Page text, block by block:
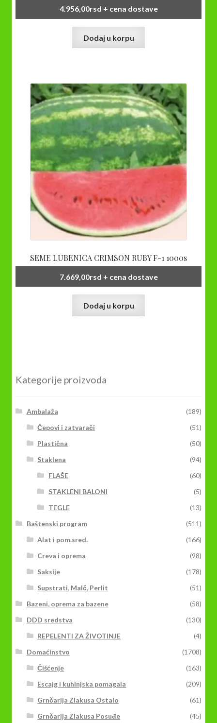
4.956,00rsd + cena dostave
Dodaj u korpu
SEME LUBENICA CRIMSON RUBY F-1 1000s
7.669,00rsd + cena dostave
Dodaj u korpu
Kategorije proizvoda
Ambalaža
(189)
Čepovi i zatvarači
(51)
Plastična
(50)
Staklena
(94)
FLAŠE
(60)
STAKLENI BALONI
(5)
TEGLE
(13)
Baštenski program
(511)
Alat i pom.sred.
(166)
Creva i oprema
(98)
Saksije
(178)
Supstrati, Malč, Perlit
(51)
Bazeni, oprema za bazene
(58)
DDD sredstva
(130)
REPELENTI ZA ŽIVOTINJE
(4)
Domaćinstvo
(1708)
Čišćenje
(163)
Escajg i kuhinjska pomagala
(209)
Grnčarija Zlakusa Ostalo
(61)
Grnčarija Zlakusa Posuđe
(45)